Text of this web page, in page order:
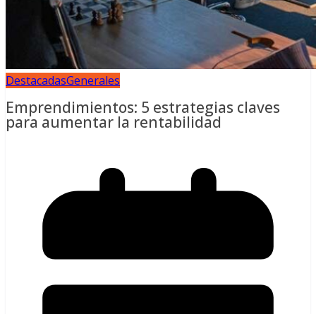
DestacadasGenerales
Emprendimientos: 5 estrategias claves
para aumentar la rentabilidad